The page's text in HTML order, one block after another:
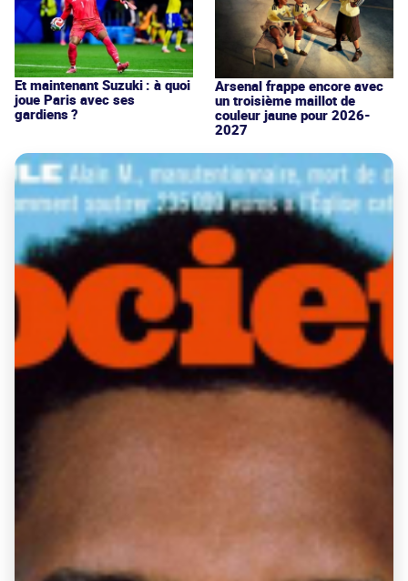
Et maintenant Suzuki : à quoi
joue Paris avec ses
gardiens ?
Arsenal frappe encore avec
un troisième maillot de
couleur jaune pour 2026-
2027